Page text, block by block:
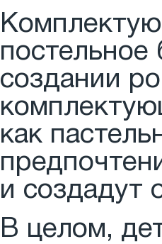
создании
как
и создадут
В целом,